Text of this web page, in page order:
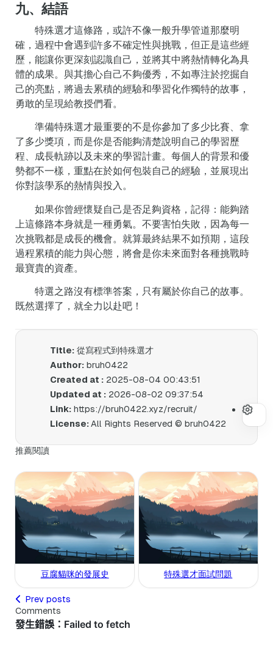
九、結語
特殊選才這條路，或許不像一般升學管道那麼明
確，過程中會遇到許多不確定性與挑戰，但正是這些經
歷，能讓你更深刻認識自己，並將其中將熱情轉化為具
體的成果。與其擔心自己不夠優秀，不如專注於挖掘自
己的亮點，將過去累積的經驗和學習化作獨特的故事，
勇敢的呈現給教授們看。
準備特殊選才最重要的不是你參加了多少比賽、拿
了多少獎項，而是你是否能夠清楚說明自己的學習歷
程、成長軌跡以及未來的學習計畫。每個人的背景和優
勢都不一樣，重點在於如何包裝自己的經驗，並展現出
你對該學系的熱情與投入。
如果你曾經懷疑自己是否足夠資格，記得：能夠踏
上這條路本身就是一種勇氣。不要害怕失敗，因為每一
次挑戰都是成長的機會。就算最終結果不如預期，這段
過程累積的能力與心態，將會是你未來面對各種挑戰時
最寶貴的資產。
特選之路沒有標準答案，只有屬於你自己的故事。
既然選擇了，就全力以赴吧！
Title: 從寫程式到特殊選才
Author: bruh0422
Created at : 2025-08-04 00:43:51
Updated at : 2026-08-02 09:37:54
Link: https://bruh0422.xyz/recruit/
License:All Rights Reserved © bruh0422
推薦閱讀
豆腐貓咪的發展史 特殊選才面試問題
Prev posts
Comments